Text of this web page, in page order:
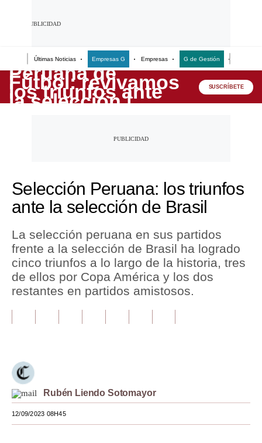
Últimas Noticias Empresas G Empresas G de Gestión
Lo último
Peru Quiosco
Economía
Mercados
Perú
Política
Finanzas Personales
Opinión
Editorial
Pregunta de hoy
SUSCRÍBETE
Selección Peruana: los triunfos
ante la selección de Brasil
La selección peruana en sus partidos
frente a la selección de Brasil ha logrado
cinco triunfos a lo largo de la historia, tres
de ellos por Copa América y los dos
restantes en partidos amistosos.
Rubén Liendo Sotomayor
12/09/2023 08H45